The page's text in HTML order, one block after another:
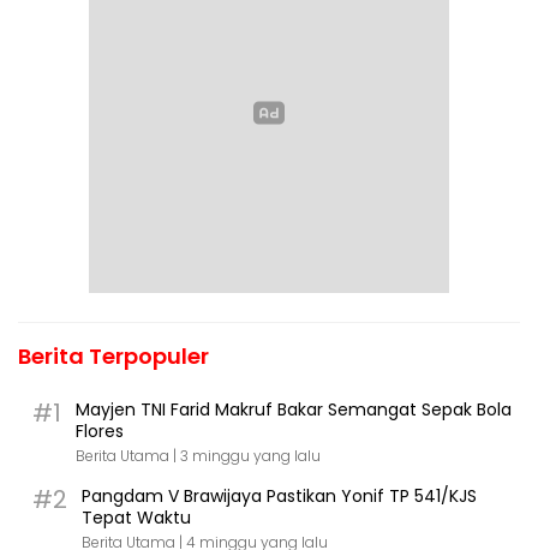
Berita Terpopuler
#1
Mayjen TNI Farid Makruf Bakar Semangat Sepak Bola
Flores
Berita Utama | 3 minggu yang lalu
#2
Pangdam V Brawijaya Pastikan Yonif TP 541/KJS
Tepat Waktu
Berita Utama | 4 minggu yang lalu